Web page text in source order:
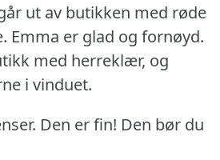
ut av butikken med røde
Emma er glad og fornøyd.
med herreklær, og
i vinduet.
Den er fin! Den bør du